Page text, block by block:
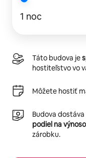
1 noc
Táto budova je
hostiteľstvo vo
Môžete hostiť
Budova
podiel na
zárobku.